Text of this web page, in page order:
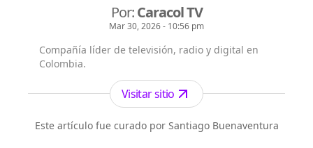
Por:Caracol TV
Mar 30, 2026 - 10:56 pm
Compañía líder de televisión, radio y digital en
Colombia.
Visitar sitio
Este artículo fue curado por Santiago Buenaventura